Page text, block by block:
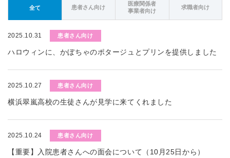
全て 患者さん向け
医療関係者
事業者向け
求職者向け
2025.10.31 患者さん向け
ハロウィンに、かぼちゃのポタージュとプリンを提供しました
2025.10.27 患者さん向け
横浜翠嵐高校の生徒さんが見学に来てくれました
2025.10.24 患者さん向け
【重要】入院患者さんへの面会について（10月25日から）